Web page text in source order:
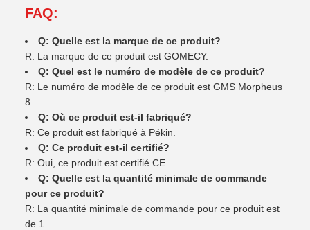
FAQ:
Q: Quelle est la marque de ce produit?
R: La marque de ce produit est GOMECY.
Q: Quel est le numéro de modèle de ce produit?
R: Le numéro de modèle de ce produit est GMS Morpheus
8.
Q: Où ce produit est-il fabriqué?
R: Ce produit est fabriqué à Pékin.
Q: Ce produit est-il certifié?
R: Oui, ce produit est certifié CE.
Q: Quelle est la quantité minimale de commande
pour ce produit?
R: La quantité minimale de commande pour ce produit est
de 1.